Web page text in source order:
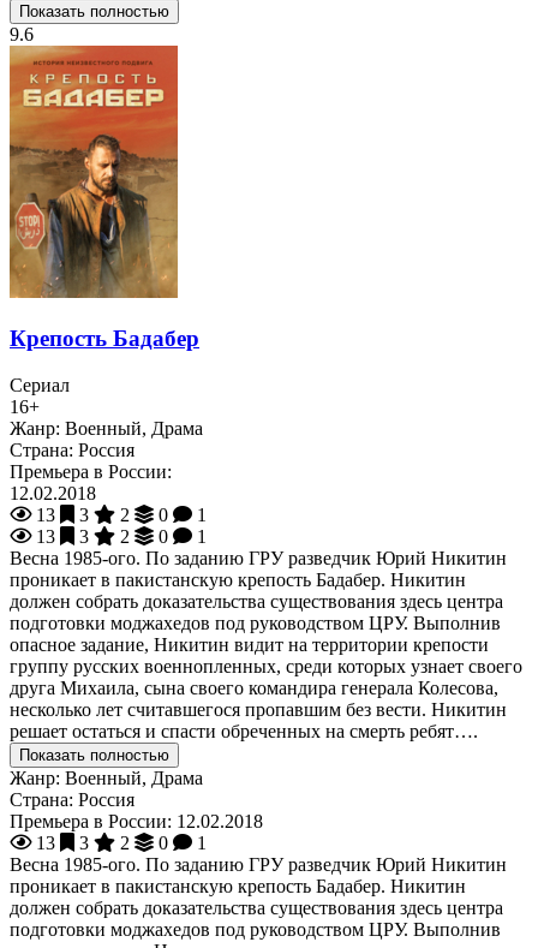
Показать полностью
9.6
Крепость Бадабер
Сериал
16+
Жанр: Военный, Драма
Страна: Россия
Премьера в России:
12.02.2018
13
3 2 0
1
13
3 2 0
1
Весна 1985-ого. По заданию ГРУ разведчик Юрий Никитин
проникает в пакистанскую крепость Бадабер. Никитин
должен собрать доказательства существования здесь центра
подготовки моджахедов под руководством ЦРУ. Выполнив
опасное задание, Никитин видит на территории крепости
группу русских военнопленных, среди которых узнает своего
друга Михаила, сына своего командира генерала Колесова,
несколько лет считавшегося пропавшим без вести. Никитин
решает остаться и спасти обреченных на смерть ребят….
Показать полностью
Жанр: Военный, Драма
Страна: Россия
Премьера в России: 12.02.2018
13
3 2 0
1
Весна 1985-ого. По заданию ГРУ разведчик Юрий Никитин
проникает в пакистанскую крепость Бадабер. Никитин
должен собрать доказательства существования здесь центра
подготовки моджахедов под руководством ЦРУ. Выполнив